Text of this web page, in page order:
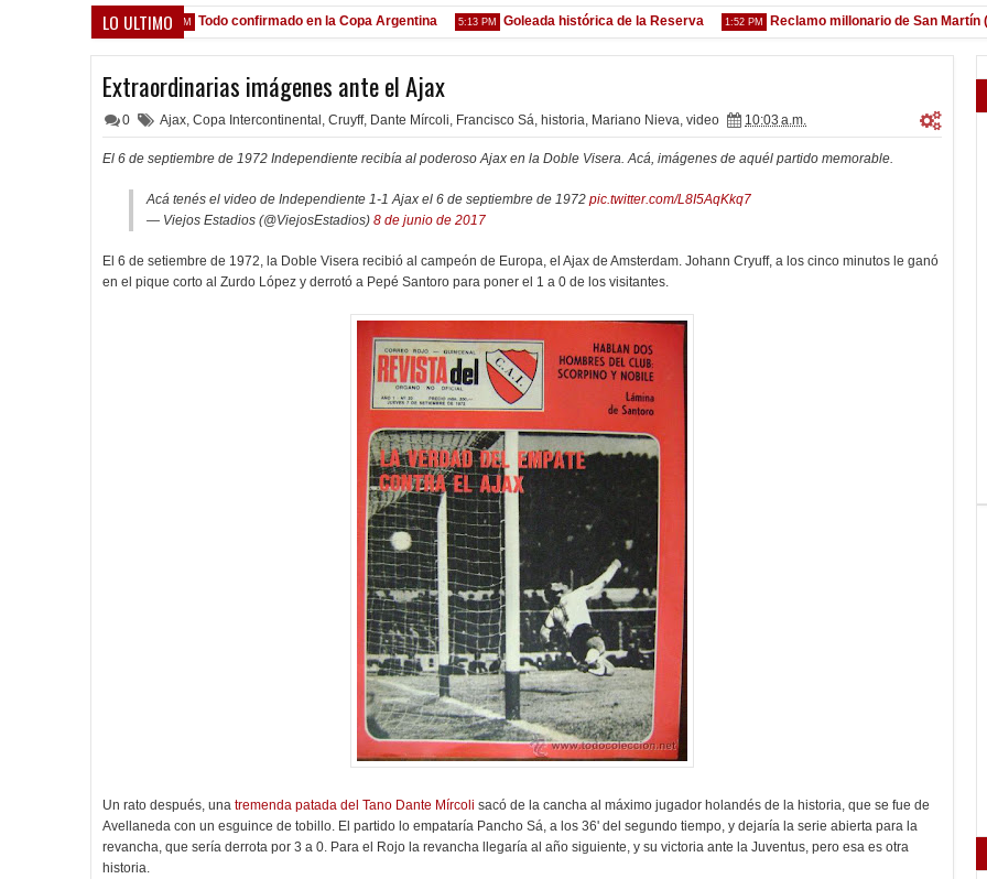
LO ULTIMO
7:08 PM Todo confirmado en la Copa Argentina 5:13 PM Goleada histórica de la Reserva 1:52 PM Reclamo millonario de San Martín (SJ)
Extraordinarias imágenes ante el Ajax
0 Ajax, Copa Intercontinental , Cruyff, Dante Mírcoli, Francisco Sá, historia, Mariano Nieva, video 10:03 a.m.
El 6 de septiembre de 1972 Independiente recibía al poderoso Ajax en la Doble Visera. Acá, imágenes de aquél partido memorable.
Acá tenés el video de Independiente 1-1 Ajax el 6 de septiembre de 1972 pic.twitter.com/L8I5AqKkq7
— Viejos Estadios (@ViejosEstadios) 8 de junio de 2017
El 6 de setiembre de 1972, la Doble Visera recibió al campeón de Europa, el Ajax de Amsterdam. Johann Cryuff, a los cinco minutos le ganó
en el pique corto al Zurdo López y derrotó a Pepé Santoro para poner el 1 a 0 de los visitantes.
Un rato después, una tremenda patada del Tano Dante Mírcoli sacó de la cancha al máximo jugador holandés de la historia, que se fue de
Avellaneda con un esguince de tobillo. El partido lo empataría Pancho Sá, a los 36' del segundo tiempo, y dejaría la serie abierta para la
revancha, que sería derrota por 3 a 0. Para el Rojo la revancha llegaría al año siguiente, y su victoria ante la Juventus, pero esa es otra
historia.